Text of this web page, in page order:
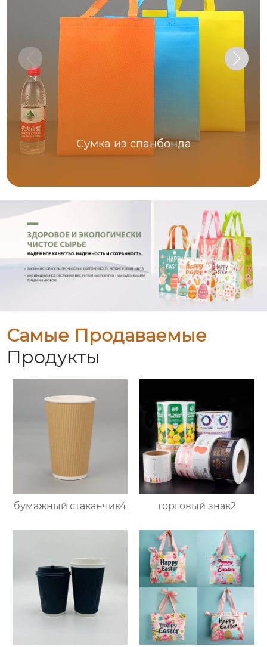
Сумка из спанбонда
Самые Продаваемые
Продукты
бумажный стаканчик4 торговый знак2